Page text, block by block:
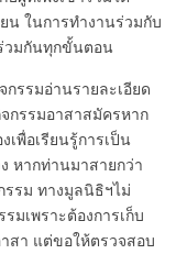
น ในการทำงานร่วมกับ
วมกันทุกขั้นตอน
รรมอ่านรายละเอียด
กรรมอาสาสมัครหาก
พื่อเรียนรู้การเป็น
หากท่านมาสายกว่า
รม ทางมูลนิธิฯไม่
มเพราะต้องการเก็บ
สา แต่ขอให้ตรวจสอบ